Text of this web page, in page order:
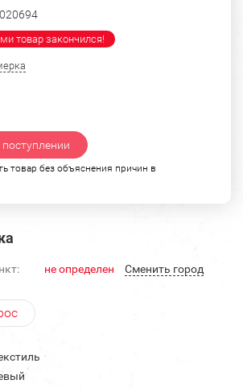
товар закончился!
товар без объяснения причин в
не определен Cменить город